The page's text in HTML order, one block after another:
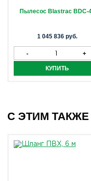
Пылесос Blastrac BDC-
1 045 836 руб.
С ЭТИМ ТАКЖЕ